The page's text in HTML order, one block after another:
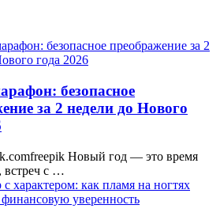
безопасное
за 2 недели до Нового
Новый год — это время
встреч с …